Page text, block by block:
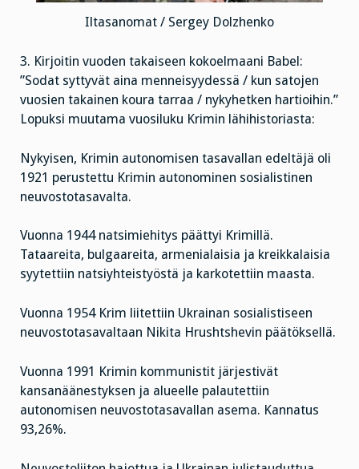
Iltasanomat / Sergey Dolzhenko
3. Kirjoitin vuoden takaiseen kokoelmaani Babel:
”Sodat syttyvät aina menneisyydessä / kun satojen
vuosien takainen koura tarraa / nykyhetken hartioihin.”
Lopuksi muutama vuosiluku Krimin lähihistoriasta:
Nykyisen, Krimin autonomisen tasavallan edeltäjä oli
1921 perustettu Krimin autonominen sosialistinen
neuvostotasavalta.
Vuonna 1944 natsimiehitys päättyi Krimillä.
Tataareita, bulgaareita, armenialaisia ja kreikkalaisia
syytettiin natsiyhteistyöstä ja karkotettiin maasta.
Vuonna 1954 Krim liitettiin Ukrainan sosialistiseen
neuvostotasavaltaan Nikita Hrushtshevin päätöksellä.
Vuonna 1991 Krimin kommunistit järjestivät
kansanäänestyksen ja alueelle palautettiin
autonomisen neuvostotasavallan asema. Kannatus
93,26%.